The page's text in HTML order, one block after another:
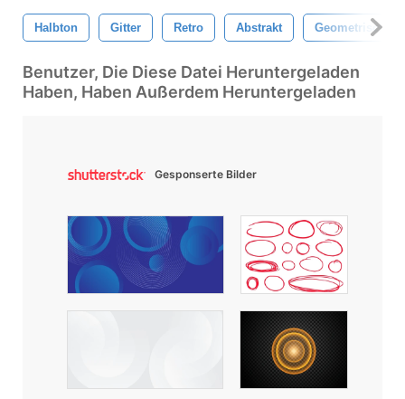
Halbton Gitter Retro Abstrakt Geometrisch
Benutzer, Die Diese Datei Heruntergeladen
Haben, Haben Außerdem Heruntergeladen
Gesponserte Bilder